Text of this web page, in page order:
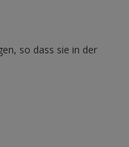
so dass sie in der